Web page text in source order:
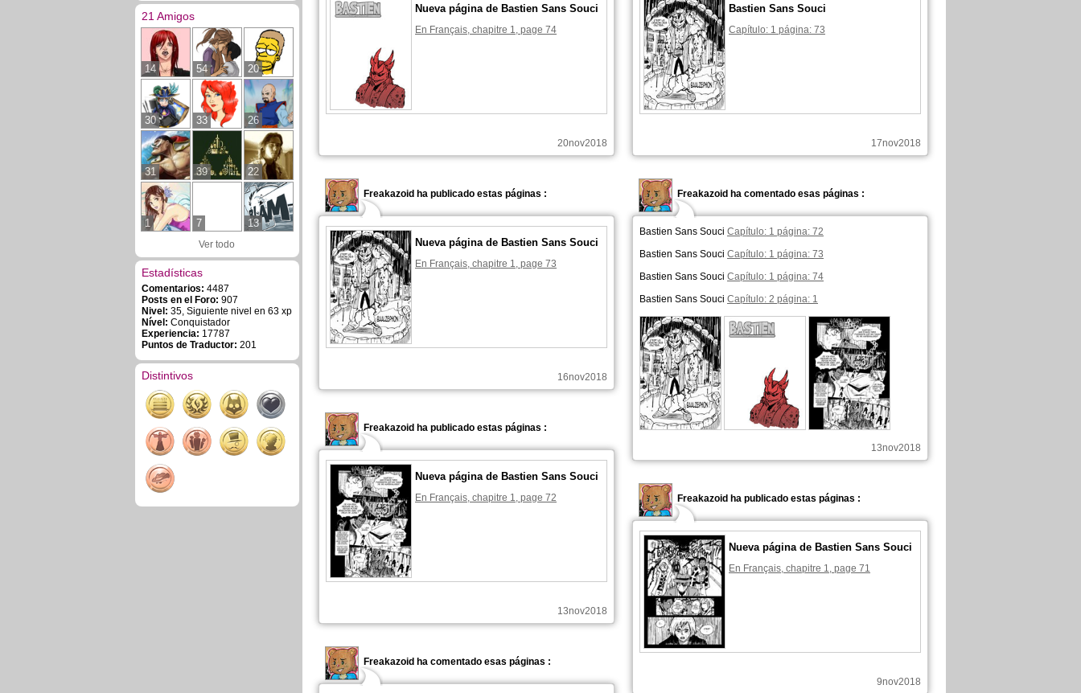
21 Amigos
14 54 20
30 33 26
31 39 22
1 7 13
Ver todo
Estadísticas
Comentarios: 4487
Posts en el Foro: 907
Nivel: 35, Siguiente nivel en 63 xp
Nível: Conquistador
Experiencia: 17787
Puntos de Traductor: 201
Distintivos
Nueva página de Bastien Sans Souci
En Français, chapitre 1, page 74
20nov2018
Bastien Sans Souci
Capítulo: 1 página: 73
17nov2018
Freakazoid ha publicado estas páginas :
Nueva página de Bastien Sans Souci
En Français, chapitre 1, page 73
16nov2018
Freakazoid ha comentado esas páginas :
Bastien Sans Souci Capítulo: 1 página: 72
Bastien Sans Souci Capítulo: 1 página: 73
Bastien Sans Souci Capítulo: 1 página: 74
Bastien Sans Souci Capítulo: 2 página: 1
13nov2018
Freakazoid ha publicado estas páginas :
Nueva página de Bastien Sans Souci
En Français, chapitre 1, page 72
13nov2018
Freakazoid ha publicado estas páginas :
Nueva página de Bastien Sans Souci
En Français, chapitre 1, page 71
9nov2018
Freakazoid ha comentado esas páginas :